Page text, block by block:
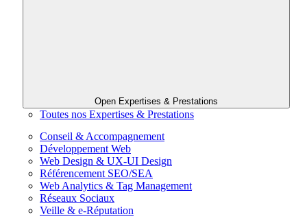
Open Expertises & Prestations
Toutes nos Expertises & Prestations
Conseil & Accompagnement
Développement Web
Web Design & UX-UI Design
Référencement SEO/SEA
Web Analytics & Tag Management
Réseaux Sociaux
Veille & e-Réputation